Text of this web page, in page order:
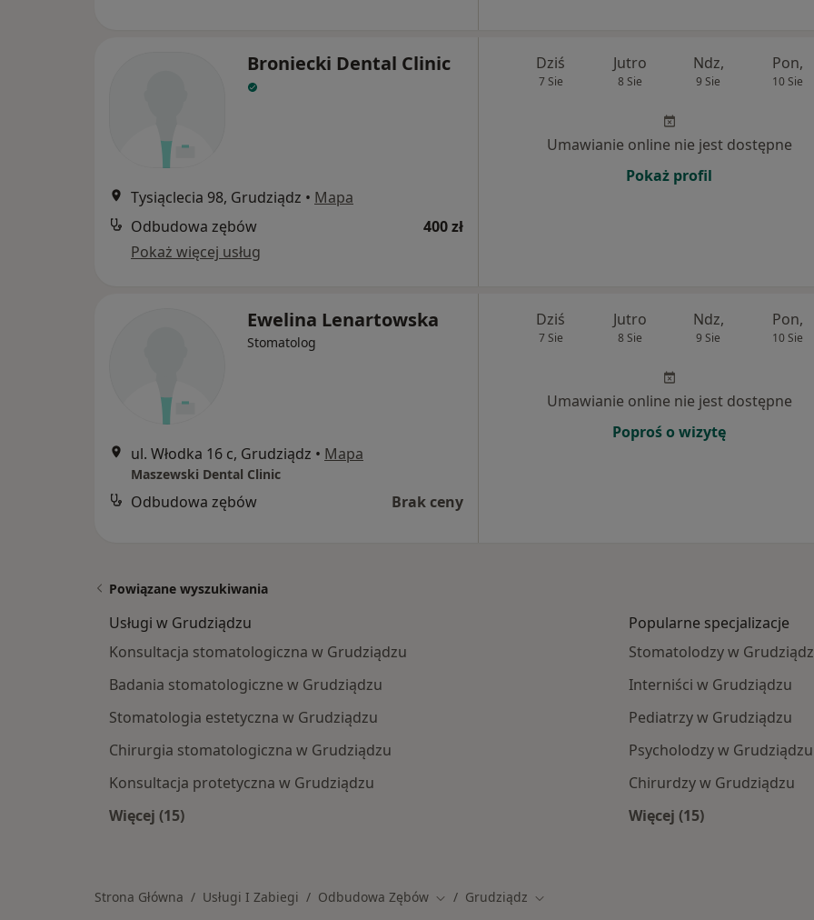
Broniecki Dental Clinic
Tysiąclecia 98, Grudziądz • Mapa
Odbudowa zębów
400 zł
Pokaż więcej usług
Dziś
7 Sie
Jutro
8 Sie
Ndz,
9 Sie
Pon,
10 Sie
Umawianie online nie jest dostępne
Pokaż profil
Ewelina Lenartowska
Stomatolog
ul. Włodka 16 c, Grudziądz • Mapa
Maszewski Dental Clinic
Odbudowa zębów Brak ceny
Dziś
7 Sie
Jutro
8 Sie
Ndz,
9 Sie
Pon,
10 Sie
Umawianie online nie jest dostępne
Poproś o wizytę
Powiązane wyszukiwania
Usługi w Grudziądzu
Konsultacja stomatologiczna w Grudziądzu
Badania stomatologiczne w Grudziądzu
Stomatologia estetyczna w Grudziądzu
Chirurgia stomatologiczna w Grudziądzu
Konsultacja protetyczna w Grudziądzu
Więcej (15)
Popularne specjalizacje
Stomatolodzy w
Interniści w Grudziądzu
Pediatrzy w Grudziądzu
Psycholodzy w Grudziądzu
Chirurdzy w Grudziądzu
Więcej (15)
Strona Główna Usługi I Zabiegi Odbudowa Zębów Zmień miasto
Grudziądz Zmień miasto